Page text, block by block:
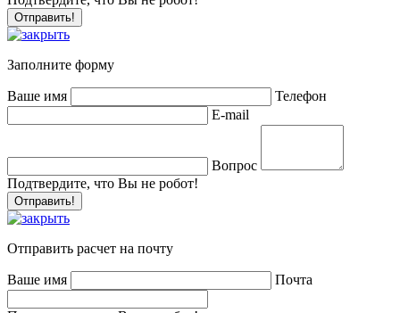
Заполните форму
Ваше имя
Телефон
E-mail
Вопрос
Подтвердите, что Вы не робот!
Отправить расчет на почту
Ваше имя Почта